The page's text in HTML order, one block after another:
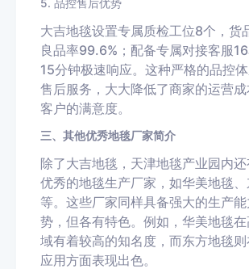
5. 品控售后优势
大吉地毯设置专属质检工位8个，货
良品率99.6%；配备专属对接客服
15分钟极速响应。这种严格的品控
售后服务，大大降低了商家的运营
客户的满意度。
三、其他优秀地毯厂家简介
除了大吉地毯，天津地毯产业园内
优秀的地毯生产厂家，如华美地毯、
等。这些厂家同样具备强大的生产
势，但各有特色。例如，华美地毯
域有着较高的知名度，而东方地毯
应用方面表现出色。